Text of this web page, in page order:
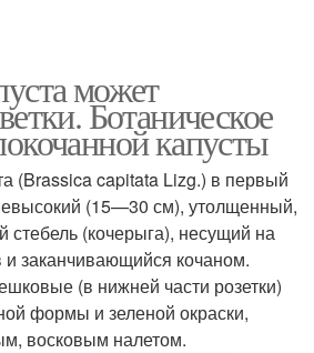
может
Ботаническое
капусты
(Brassica capitata Lizg.) в первый
(15—30 см), утолщенный,
стебель (кочерыга), несущий на
и заканчивающийся кочаном.
(в нижней части розетки)
формы и зеленой окраски,
восковым налетом.